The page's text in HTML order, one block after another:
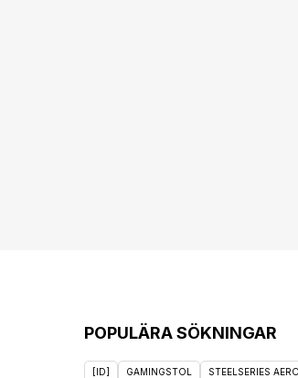
POPULÄRA SÖKNINGAR
[ID] GAMINGSTOL STEELSERIES